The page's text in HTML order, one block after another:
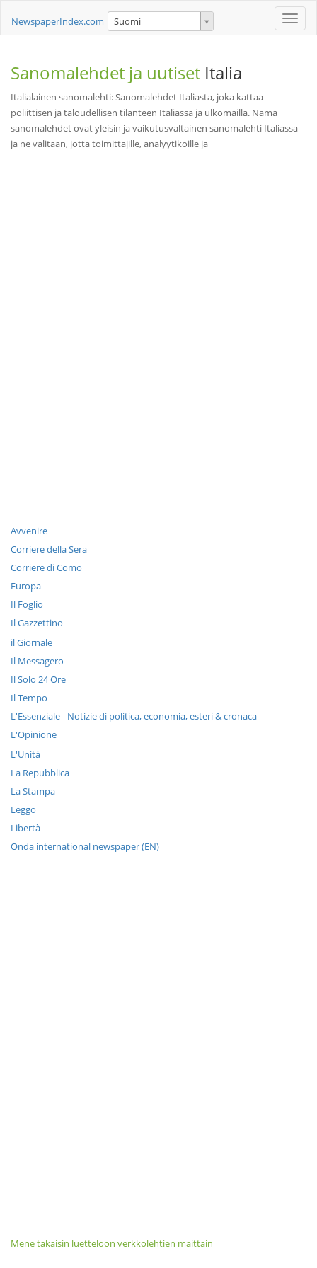
Toggle
NewspaperIndex.com Suomi
Sanomalehdet ja uutiset Italia
Italialainen sanomalehti: Sanomalehdet Italiasta, joka kattaa
poliittisen ja taloudellisen tilanteen Italiassa ja ulkomailla. Nämä
sanomalehdet ovat yleisin ja vaikutusvaltainen sanomalehti Italiassa
ja ne valitaan, jotta toimittajille, analyytikoille ja
Avvenire
Corriere della Sera
Corriere di Como
Europa
Il Foglio
Il Gazzettino
il Giornale
Il Messagero
Il Solo 24 Ore
Il Tempo
L'Essenziale - Notizie di politica, economia, esteri & cronaca
L'Opinione
L'Unità
La Repubblica
La Stampa
Leggo
Libertà
Onda international newspaper (EN)
Mene takaisin luetteloon verkkolehtien maittain